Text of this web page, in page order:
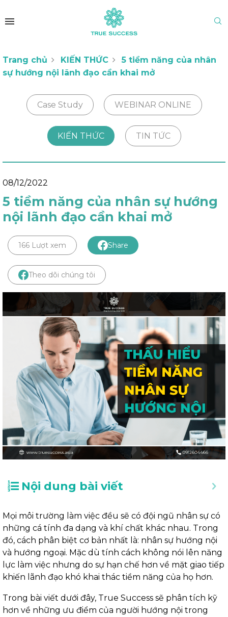
Trang chủ KIẾN THỨC
5 tiềm năng của nhân
sự hướng nội lãnh đạo cần khai mở
Case Study WEBINAR ONLINE
KIẾN THỨC TIN TỨC
08/12/2022
5 tiềm năng của nhân sự hướng
nội lãnh đạo cần khai mở
166 Lượt xem Share
Theo dõi chúng tôi
Nội dung bài viết
Mọi môi trường làm việc đều sẽ có đội ngũ nhân sự có
những cá tính đa dạng và khí chất khác nhau. Trong
đó, cách phân biệt cơ bản nhất là: nhân sự hướng nội
và hướng ngoại. Mặc dù tính cách không nói lên năng
lực làm việc nhưng do sự hạn chế hơn về mặt giao tiếp
khiến lãnh đạo khó khai thác tiềm năng của họ hơn.
Trong bài viết dưới đây, True Success sẽ phân tích kỹ
hơn về những ưu điểm của người hướng nội trong